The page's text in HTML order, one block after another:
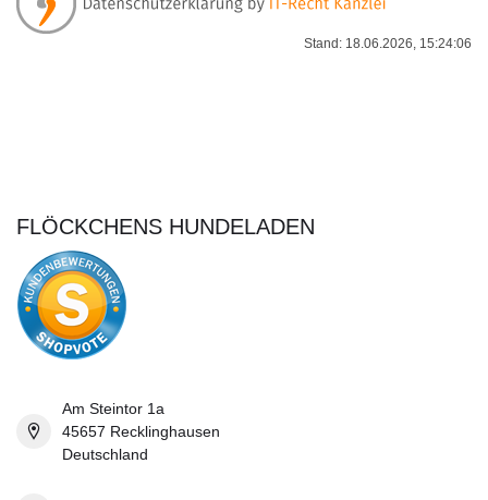
Stand: 18.06.2026, 15:24:06
FLÖCKCHENS HUNDELADEN
Am Steintor 1a
45657 Recklinghausen
Deutschland